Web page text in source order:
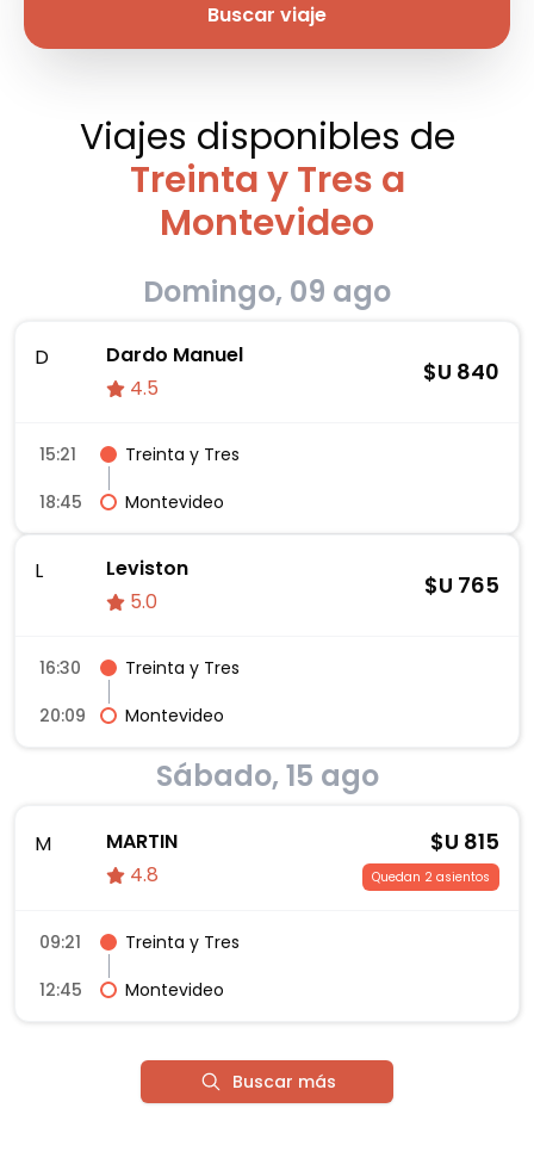
Buscar viaje
Viajes disponibles de
Treinta y Tres a
Montevideo
Domingo, 09 ago
D
Dardo Manuel
4.5
$U 840
15:21
Treinta y Tres
18:45
Montevideo
L
Leviston
5.0
$U 765
16:30
Treinta y Tres
20:09
Montevideo
Sábado, 15 ago
M
MARTIN
4.8
$U 815
Quedan 2 asientos
09:21
Treinta y Tres
12:45
Montevideo
Buscar más